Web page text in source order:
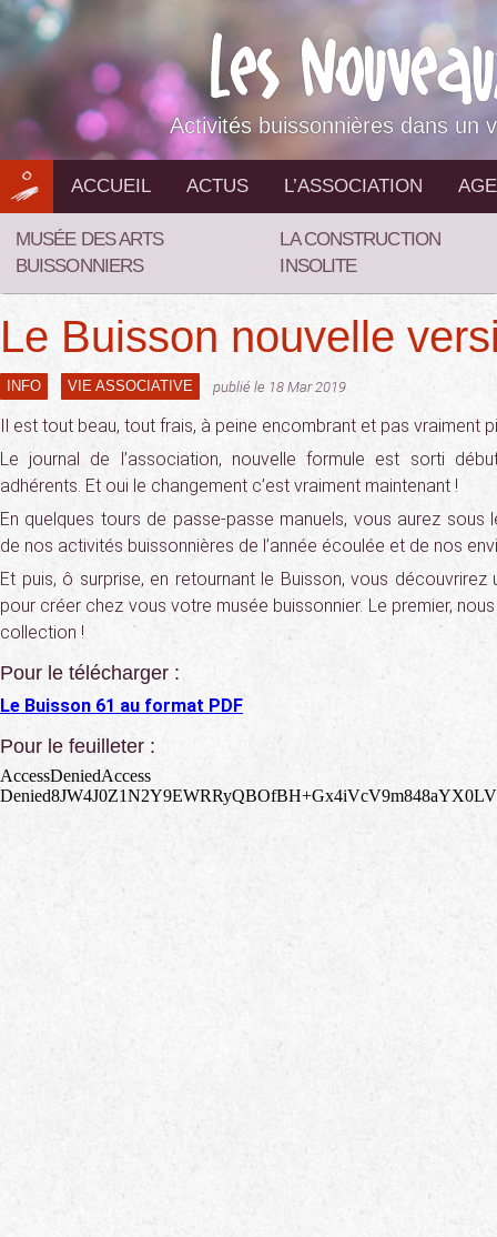
Aller
au
contenu
Activités buissonnières dans un
ACCUEIL ACTUS L’ASSOCIATION
MUSÉE DES ARTS
BUISSONNIERS
LA CONSTRUCTION
INSOLITE
Le Buisson nouvelle
INFO VIE ASSOCIATIVE publié le 18 Mar 2019
Il est tout beau, tout frais, à peine encombrant et pas vraiment
Le journal de l’association, nouvelle formule est sorti
adhérents. Et oui le changement c’est vraiment maintenant !
En quelques tours de passe-passe manuels, vous aurez
de nos activités buissonnières de l’année écoulée et de nos
Et puis, ô surprise, en retournant le Buisson, vous
pour créer chez vous votre musée buissonnier. Le premier, nous
collection !
Pour le télécharger :
Le Buisson 61 au format PDF
Pour le feuilleter :